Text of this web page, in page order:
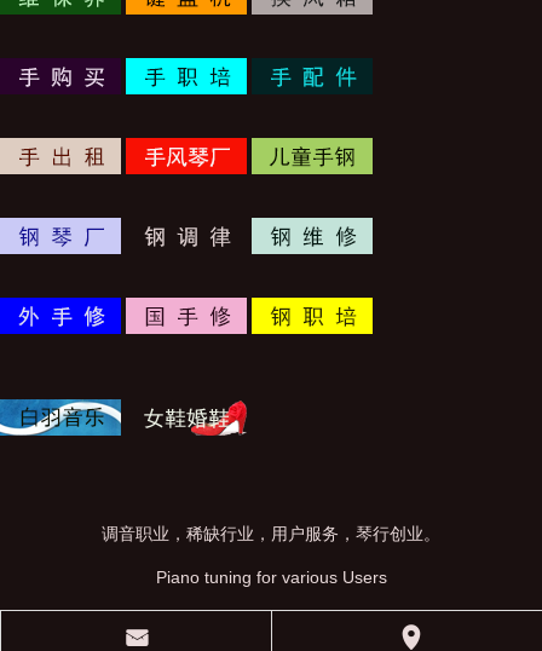
调音职业，稀缺行业，用户服务，琴行创业。
Piano tuning for various Users
󰄸 󰅊